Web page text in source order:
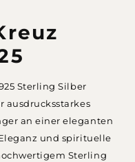
Sterling Silber
ausdrucksstarkes
an einer eleganten
und spirituelle
Sterling